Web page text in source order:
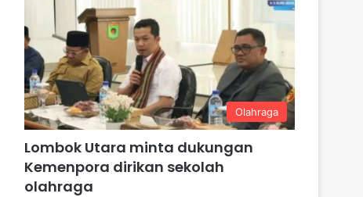
Olahraga
Lombok Utara minta dukungan
Kemenpora dirikan sekolah
olahraga